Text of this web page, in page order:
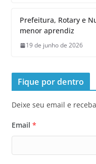
Prefeitura, Rotary e
menor aprendiz
19 de junho de 2026
Fique por dentro
Deixe seu email e
Email *